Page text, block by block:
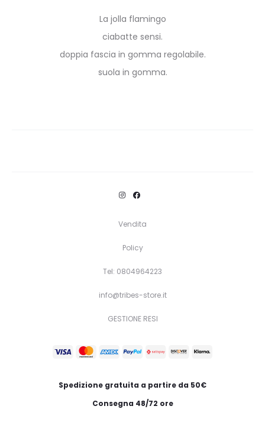
La jolla flamingo
ciabatte sensi.
doppia fascia in gomma regolabile.
suola in gomma.
Vendita
Policy
Tel: 0804964223
info@tribes-store.it
GESTIONE RESI
Spedizione gratuita a partire da 50€
Consegna 48/72 ore